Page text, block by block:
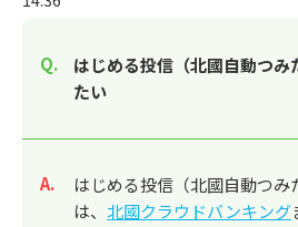
はじめる投信（北國自動つみ
たい
回答
はじめる投信（北國自動つ
は、 北國クラウドバンキング